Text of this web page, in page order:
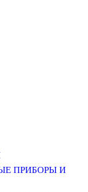
ПРИБОРЫ И